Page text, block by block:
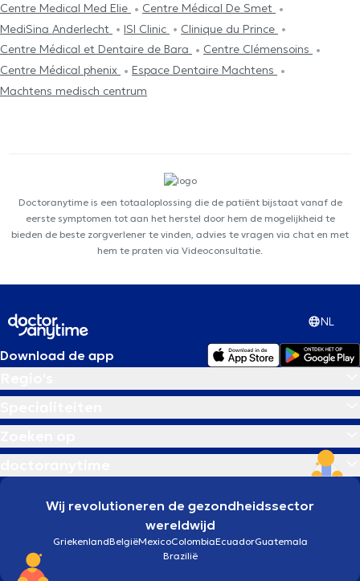
Centre Medical Med Elie
Centre Médical De Smet
MediSina Anderlecht
ISI Clinic
Clinique du Prince
Centre Médical et Dentaire de Bara
Centre Clémensoins
Centre Médical phenix
Espace Dentaire Machtens
Machtens medisch centrum
Doctoranytime is een totaaloplossing die de patiënt bijstaat vanaf de
eerste symptomen tot aan het herstel door hem de mogelijkheid te
bieden de beste zorgverlener te vinden, advies te vragen via chat en met
hem te praten via Videoconsultatie.
NL
Download de app
Wij revolutioneren de gezondheidssector
wereldwijd
GriekenlandBelgiëMexicoColombiaEcuadorGuatemala
Brazilië